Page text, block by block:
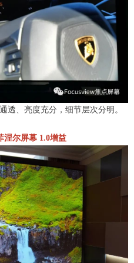
透、亮度充分，细节层次分明。
涅尔屏幕 1.0增益